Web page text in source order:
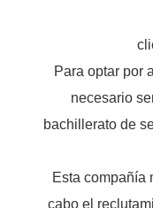
Para optar por
necesario
bachillerato de
Esta compañía
cabo el